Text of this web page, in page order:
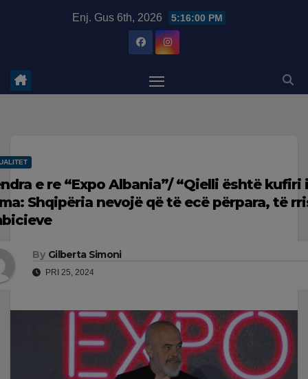
Enj. Gus 6th, 2026 5:16:01 PM
e re “Expo Albania”/ “Qielli është kufiri
Shqipëria nevojë që të ecë përpara, të
By Gilberta Simoni
PRI 25, 2024